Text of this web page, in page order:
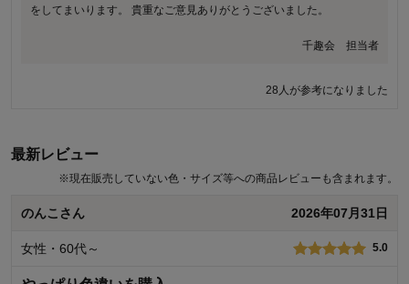
をしてまいります。 貴重なご意見ありがとうございました。
千趣会 担当者
28人が参考になりました
最新レビュー
※現在販売していない色・サイズ等への商品レビューも含まれます。
のんこさん 2026年07月31日
女性・60代～ 5.0